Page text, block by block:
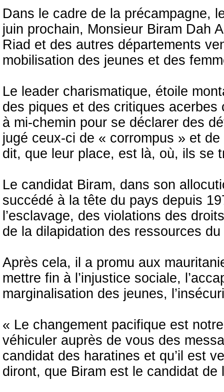
Dans le cadre de la précampagne,
juin prochain, Monsieur Biram Dah
Riad et des autres départements
mobilisation des jeunes et des
Le leader charismatique, étoile
des piques et des critiques acerbes
à mi-chemin pour se déclarer des
jugé ceux-ci de « corrompus » et
dit, que leur place, est là, où, ils se
Le candidat Biram, dans son
succédé à la tête du pays depuis
l’esclavage, des violations des
de la dilapidation des ressources
Après cela, il a promu aux
mettre fin à l’injustice sociale,
marginalisation des jeunes,
« Le changement pacifique est
véhiculer auprès de vous des
candidat des haratines et qu’il est
diront, que Biram est le candidat de